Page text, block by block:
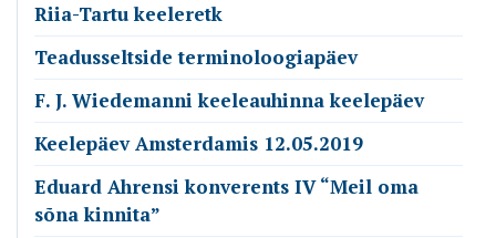
Riia-Tartu keeleretk
Teadusseltside terminoloogiapäev
F. J. Wiedemanni keeleauhinna keelepäev
Keelepäev Amsterdamis 12.05.2019
Eduard Ahrensi konverents IV “Meil oma
sõna kinnita”